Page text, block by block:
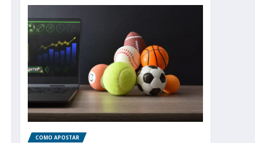
COMO APOSTAR